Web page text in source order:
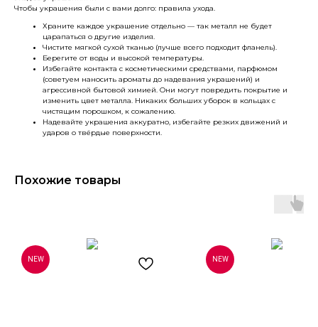
Чтобы украшения были с вами долго: правила ухода.
Храните каждое украшение отдельно — так металл не будет
царапаться о другие изделия.
Чистите мягкой сухой тканью (лучше всего подходит фланель).
Берегите от воды и высокой температуры.
Избегайте контакта с косметическими средствами, парфюмом
(советуем наносить ароматы до надевания украшений) и
агрессивной бытовой химией. Они могут повредить покрытие и
изменить цвет металла. Никаких больших уборок в кольцах с
чистящим порошком, к сожалению.
Надевайте украшения аккуратно, избегайте резких движений и
ударов о твёрдые поверхности.
Похожие товары
NEW NEW